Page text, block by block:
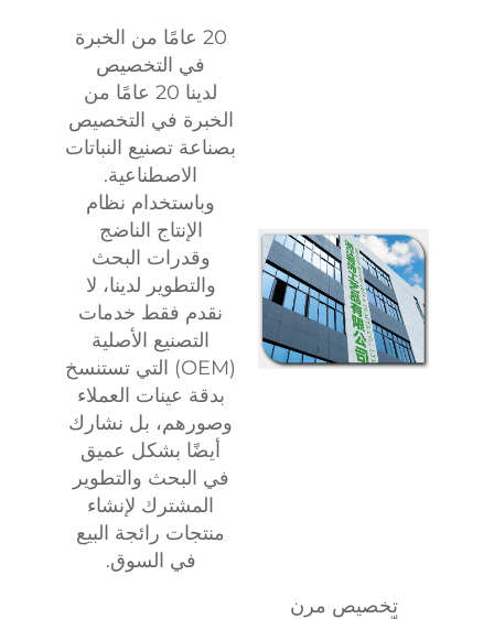
20 عامًا من الخبرة
في التخصيص
لدينا 20 عامًا من
الخبرة في التخصيص
بصناعة تصنيع النباتات
الاصطناعية.
وباستخدام نظام
الإنتاج الناضج
وقدرات البحث
والتطوير لدينا، لا
نقدم فقط خدمات
التصنيع الأصلية
(OEM) التي تستنسخ
بدقة عينات العملاء
وصورهم، بل نشارك
أيضًا بشكل عميق
في البحث والتطوير
المشترك لإنشاء
منتجات رائجة البيع
في السوق.
تخصيص مرن